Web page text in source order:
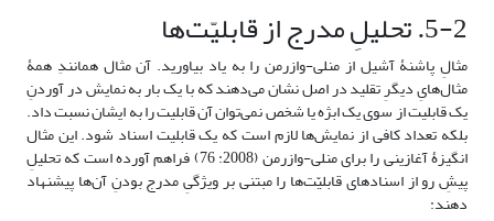
5-2. تحلیلِ مدرج از قابلیّت‌ها
مثالِ پاشنۀ آشیل از منلی-وازرمن را به یاد بیاورید. آن مثال همانندِ همۀ
مثال‌هایِ دیگرِ تقلید در اصل نشان می‌دهند که با یک بار به نمایش در آوردنِ
یک قابلیت از سوی یک ابژه یا شخص نمی‌توان آن قابلیت را به ایشان نسبت داد.
بلکه تعداد کافی از نمایش‌ها لازم است که یک قابلیت اسناد شود. این مثال
انگیزۀ آغازینی را برای منلی-وازرمن (2008: 76) فراهم آورده است که تحلیلِ
پیشِ رو از اسنادهای قابلیّت‌ها را مبتنی بر ویژگیِ مدرج بودنِ آن‌ها پیشنهاد
دهند: